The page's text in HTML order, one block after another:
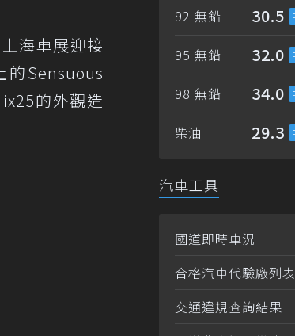
海車展迎接
Sensuous
的外觀造
92 無鉛 30.5
95 無鉛 32.0
98 無鉛 34.0
柴油 29.3
汽車工具
國道即時車況
合格汽車代驗廠列表
交通違規查詢結果